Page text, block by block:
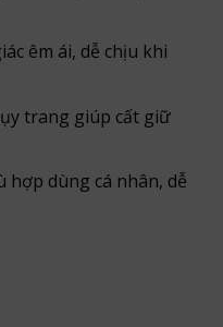
êm ái, dễ chịu khi
trang giúp cất giữ
hợp dùng cá nhân, dễ